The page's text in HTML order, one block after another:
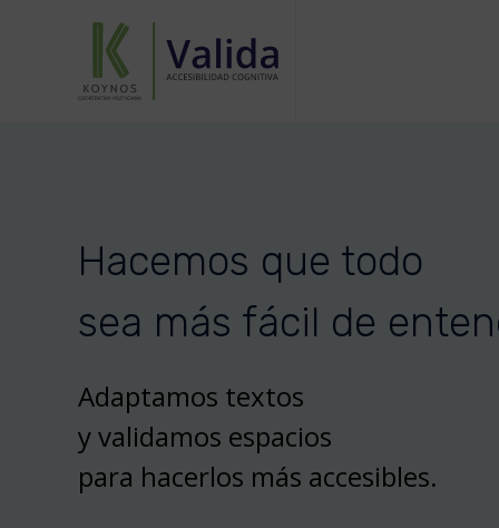
Hacemos que todo
sea más fácil de
Adaptamos textos
y validamos espacios
para hacerlos más accesibles.